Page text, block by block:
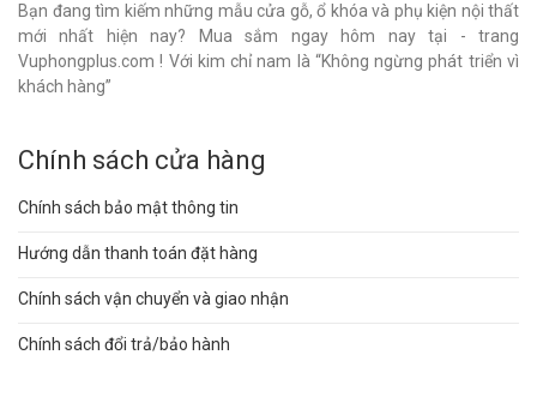
Bạn đang tìm kiếm những mẫu cửa gỗ, ổ khóa và phụ kiện nội thất
mới nhất hiện nay? Mua sắm ngay hôm nay tại - trang
Vuphongplus.com ! Với kim chỉ nam là “Không ngừng phát triển vì
khách hàng”
Chính sách cửa hàng
Chính sách bảo mật thông tin
Hướng dẫn thanh toán đặt hàng
Chính sách vận chuyển và giao nhận
Chính sách đổi trả/bảo hành